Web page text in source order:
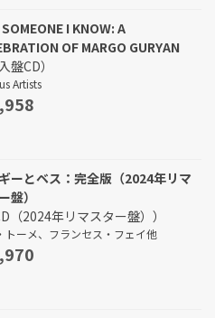
I KNOW: A
OF MARGO GURYAN
盤CD）
Artists
ーとベス：完全版（2024年リマ
盤）
（2024年リマスター盤））
トーメ、フランセス・フェイ他